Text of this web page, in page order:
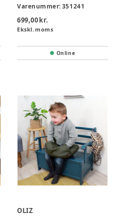
Varenummer:351241
699,00 kr.
Ekskl. moms
Online
OLIZ